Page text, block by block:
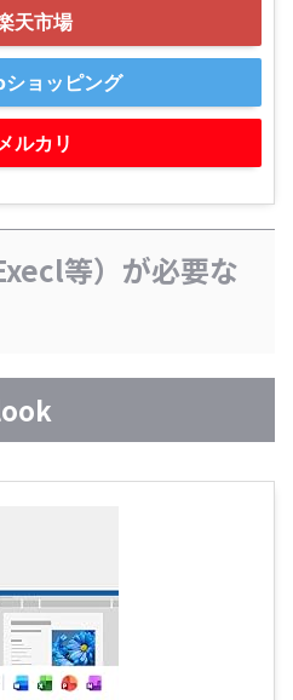
天市場
ョッピング
メルカリ
等）が必要な